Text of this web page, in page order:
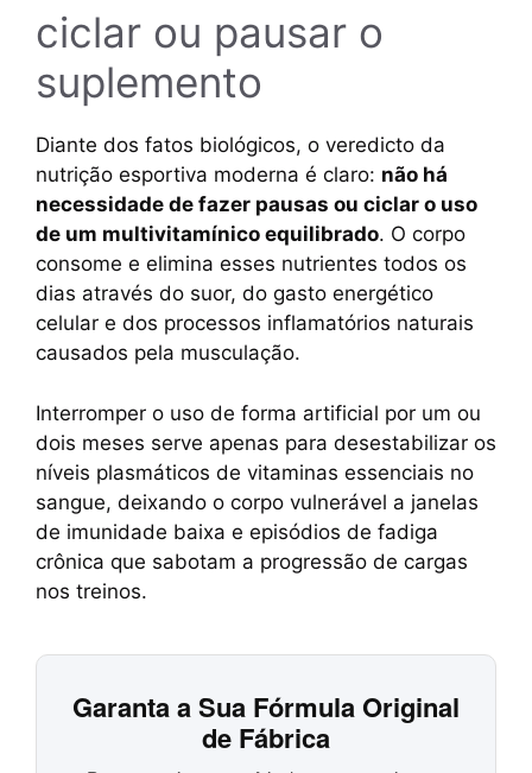
ciclar ou pausar o
suplemento
Diante dos fatos biológicos, o veredicto da
nutrição esportiva moderna é claro: não há
necessidade de fazer pausas ou ciclar o uso
de um multivitamínico equilibrado. O corpo
consome e elimina esses nutrientes todos os
dias através do suor, do gasto energético
celular e dos processos inflamatórios naturais
causados pela musculação.
Interromper o uso de forma artificial por um ou
dois meses serve apenas para desestabilizar os
níveis plasmáticos de vitaminas essenciais no
sangue, deixando o corpo vulnerável a janelas
de imunidade baixa e episódios de fadiga
crônica que sabotam a progressão de cargas
nos treinos.
Garanta a Sua Fórmula Original
de Fábrica